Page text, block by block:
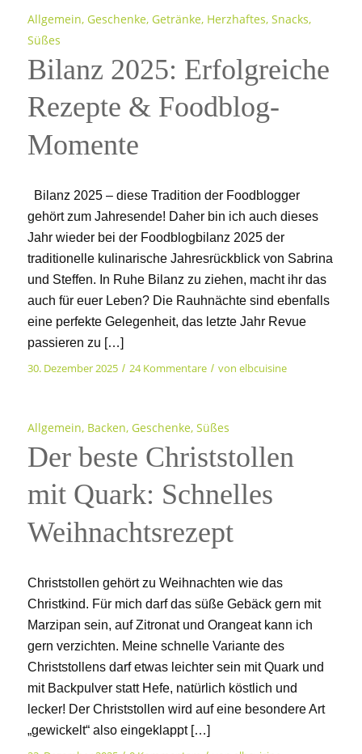
Allgemein, Geschenke, Getränke, Herzhaftes, Snacks,
Süßes
Bilanz 2025: Erfolgreiche
Rezepte & Foodblog-
Momente
Bilanz 2025 – diese Tradition der Foodblogger
gehört zum Jahresende! Daher bin ich auch dieses
Jahr wieder bei der Foodblogbilanz 2025 der
traditionelle kulinarische Jahresrückblick von Sabrina
und Steffen. In Ruhe Bilanz zu ziehen, macht ihr das
auch für euer Leben? Die Rauhnächte sind ebenfalls
eine perfekte Gelegenheit, das letzte Jahr Revue
passieren zu […]
30. Dezember 2025 / 24 Kommentare / von elbcuisine
Allgemein, Backen, Geschenke, Süßes
Der beste Christstollen
mit Quark: Schnelles
Weihnachtsrezept
Christstollen gehört zu Weihnachten wie das
Christkind. Für mich darf das süße Gebäck gern mit
Marzipan sein, auf Zitronat und Orangeat kann ich
gern verzichten. Meine schnelle Variante des
Christstollens darf etwas leichter sein mit Quark und
mit Backpulver statt Hefe, natürlich köstlich und
lecker! Der Christstollen wird auf eine besondere Art
„gewickelt“ also eingeklappt […]